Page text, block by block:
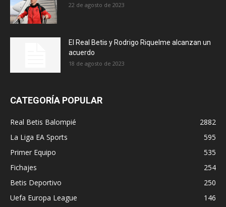
22 de agosto de 2023
El Real Betis y Rodrigo Riquelme alcanzan un
acuerdo
18 de agosto de 2023
CATEGORÍA POPULAR
Real Betis Balompié
2882
La Liga EA Sports
595
Primer Equipo
535
Fichajes
254
Betis Deportivo
250
Uefa Europa League
146